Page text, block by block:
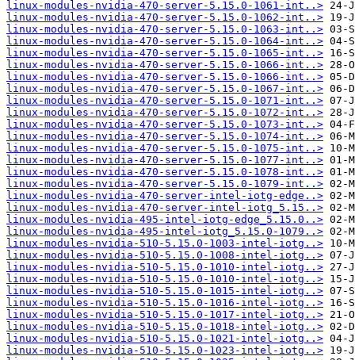
linux-modules-nvidia-470-server-5.15.0-1061-int..>
linux-modules-nvidia-470-server-5.15.0-1062-int..>
linux-modules-nvidia-470-server-5.15.0-1063-int..>
linux-modules-nvidia-470-server-5.15.0-1064-int..>
linux-modules-nvidia-470-server-5.15.0-1065-int..>
linux-modules-nvidia-470-server-5.15.0-1066-int..>
linux-modules-nvidia-470-server-5.15.0-1066-int..>
linux-modules-nvidia-470-server-5.15.0-1067-int..>
linux-modules-nvidia-470-server-5.15.0-1071-int..>
linux-modules-nvidia-470-server-5.15.0-1072-int..>
linux-modules-nvidia-470-server-5.15.0-1073-int..>
linux-modules-nvidia-470-server-5.15.0-1074-int..>
linux-modules-nvidia-470-server-5.15.0-1075-int..>
linux-modules-nvidia-470-server-5.15.0-1077-int..>
linux-modules-nvidia-470-server-5.15.0-1078-int..>
linux-modules-nvidia-470-server-5.15.0-1079-int..>
linux-modules-nvidia-470-server-intel-iotg-edge..>
linux-modules-nvidia-470-server-intel-iotg_5.15..>
linux-modules-nvidia-495-intel-iotg-edge_5.15.0..>
linux-modules-nvidia-495-intel-iotg_5.15.0-1079..>
linux-modules-nvidia-510-5.15.0-1003-intel-iotg..>
linux-modules-nvidia-510-5.15.0-1008-intel-iotg..>
linux-modules-nvidia-510-5.15.0-1010-intel-iotg..>
linux-modules-nvidia-510-5.15.0-1010-intel-iotg..>
linux-modules-nvidia-510-5.15.0-1015-intel-iotg..>
linux-modules-nvidia-510-5.15.0-1016-intel-iotg..>
linux-modules-nvidia-510-5.15.0-1017-intel-iotg..>
linux-modules-nvidia-510-5.15.0-1018-intel-iotg..>
linux-modules-nvidia-510-5.15.0-1021-intel-iotg..>
linux-modules-nvidia-510-5.15.0-1023-intel-iotg..>